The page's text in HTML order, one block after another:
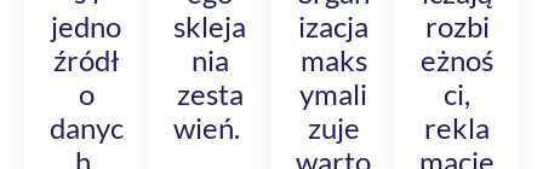
jedno
źródł
o
danyc
h.
skleja
nia
zesta
wień.
izacja
maks
ymali
zuje
warto
rozbi
eżnoś
ci,
rekla
macje